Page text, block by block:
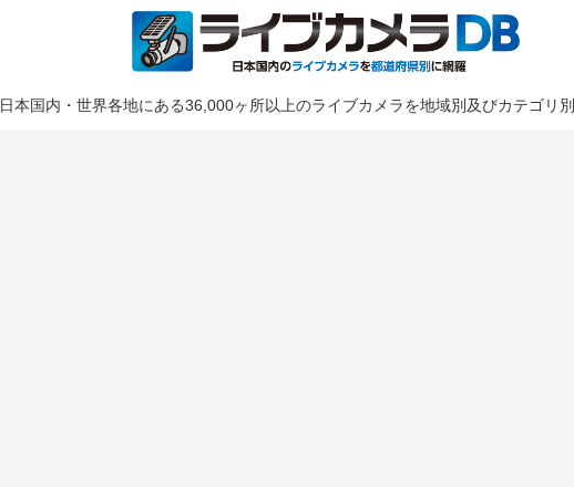
日本国内・世界各地にある36,000ヶ所以上のライブカメラを地域別及びカテゴリ別